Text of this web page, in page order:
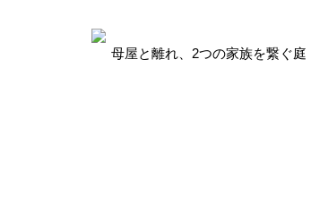
母屋と離れ、2つの家族を繋ぐ庭